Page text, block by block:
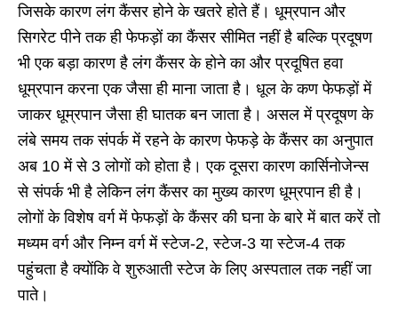
जिसके कारण लंग कैंसर होने के खतरे होते हैं। धूम्रपान और
सिगरेट पीने तक ही फेफड़ों का कैंसर सीमित नहीं है बल्कि प्रदूषण
भी एक बड़ा कारण है लंग कैंसर के होने का और प्रदूषित हवा
धूम्रपान करना एक जैसा ही माना जाता है। धूल के कण फेफड़ों में
जाकर धूम्रपान जैसा ही घातक बन जाता है। असल में प्रदूषण के
लंबे समय तक संपर्क में रहने के कारण फेफड़े के कैंसर का अनुपात
अब 10 में से 3 लोगों को होता है। एक दूसरा कारण कार्सिनोजेन्स
से संपर्क भी है लेकिन लंग कैंसर का मुख्य कारण धूम्रपान ही है।
लोगों के विशेष वर्ग में फेफड़ों के कैंसर की घना के बारे में बात करें तो
मध्यम वर्ग और निम्न वर्ग में स्टेज-2, स्टेज-3 या स्टेज-4 तक
पहुंचता है क्योंकि वे शुरुआती स्टेज के लिए अस्पताल तक नहीं जा
पाते।